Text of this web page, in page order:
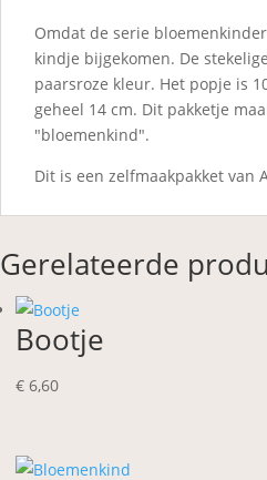
Omdat de serie
kindje bijgekomen. De
paarsroze kleur. Het popje is
geheel 14 cm. Dit pakketje
"bloemenkind".
Dit is een zelfmaakpakket van
Gerelateerde
Bootje
€ 6,60